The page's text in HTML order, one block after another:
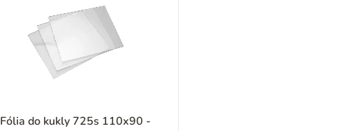
Fólia do kukly 725s 110x90 -